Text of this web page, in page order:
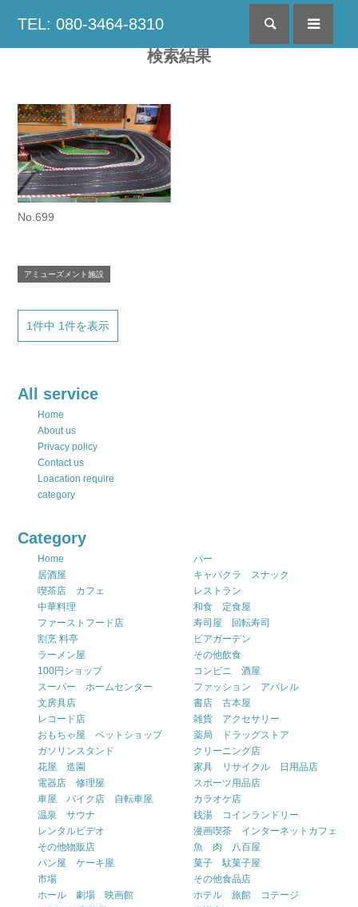
TEL: 080-3464-8310 検索
検索結果
No.699
アミューズメント施設
1件中 1件を表示
All service
Home
About us
Privacy policy
Contact us
Loacation require
category
Category
Home
バー
居酒屋
キャバクラ スナック
喫茶店 カフェ
レストラン
中華料理
和食 定食屋
ファーストフード店
寿司屋 回転寿司
割烹 料亭
ビアガーデン
ラーメン屋
その他飲食
100円ショップ
コンビニ 酒屋
スーパー ホームセンター
ファッション アパレル
文房具店
書店 古本屋
レコード店
雑貨 アクセサリー
おもちゃ屋 ペットショップ
薬局 ドラッグストア
ガソリンスタンド
クリーニング店
花屋 造園
家具 リサイクル 日用品店
電器店 修理屋
スポーツ用品店
車屋 バイク店 自転車屋
カラオケ店
温泉 サウナ
銭湯 コインランドリー
レンタルビデオ
漫画喫茶 インターネットカフェ
その他物販店
魚 肉 八百屋
パン屋 ケーキ屋
菓子 駄菓子屋
市場
その他食品店
ホール 劇場 映画館
ホテル 旅館 コテージ